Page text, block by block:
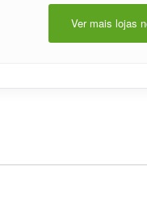
Ver mais lojas